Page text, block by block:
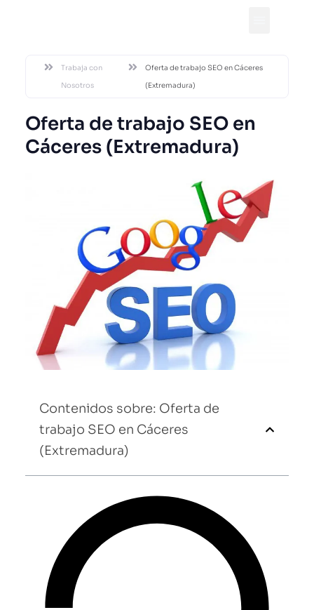
Trabaja con
Nosotros
Oferta de trabajo SEO en Cáceres
(Extremadura)
Oferta de trabajo SEO en
Cáceres (Extremadura)
Contenidos sobre: Oferta de
trabajo SEO en Cáceres
(Extremadura)